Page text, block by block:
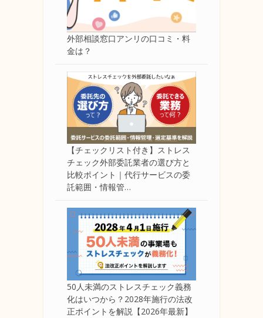
外部相談窓口アンリの口コミ・料
金は？
【チェックリスト付き】ストレス
チェック外部委託業者の選び方と
比較ポイント｜代行サービスの委
託範囲・情報管…
50人未満のストレスチェック義務
化はいつから？2028年施行の法改
正ポイントを解説【2026年最新】